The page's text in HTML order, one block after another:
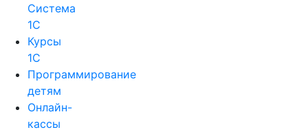
Система
1С
Курсы
1С
Программирование
детям
Онлайн-
кассы